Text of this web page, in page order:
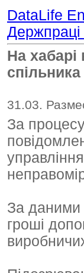
DataLife
Держпраці
На хабарі
спільника
31.03.
За
За даними
гроші